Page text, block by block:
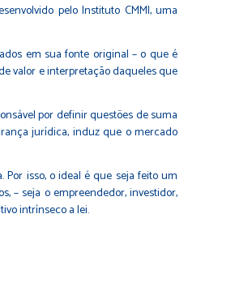
pelo Instituto CMMI, uma
em sua fonte original – o que é
valor e interpretação daqueles que
por definir questões de suma
jurídica, induz que o mercado
isso, o ideal é que seja feito um
– seja o empreendedor, investidor,
intrínseco a lei.